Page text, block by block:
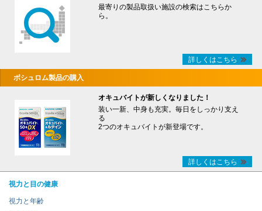
最寄りの製品取扱い施設の検索はこちらか
ら。
詳しくはこちら
ボシュロム製品の購入
オキュバイトが新しくなりました！
装い一新、中身も充実。毎日をしっかり支え
る
2つのオキュバイトが新登場です。
詳しくはこちら
視力と目の健康
視力と年齢